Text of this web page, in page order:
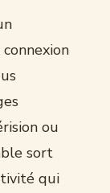
ou
sort
qui